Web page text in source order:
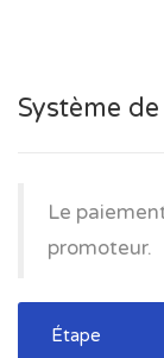
Système
Le
promoteur.
Étape